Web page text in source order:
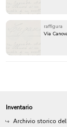
raffigura
Via
Inventario
Archivio storico